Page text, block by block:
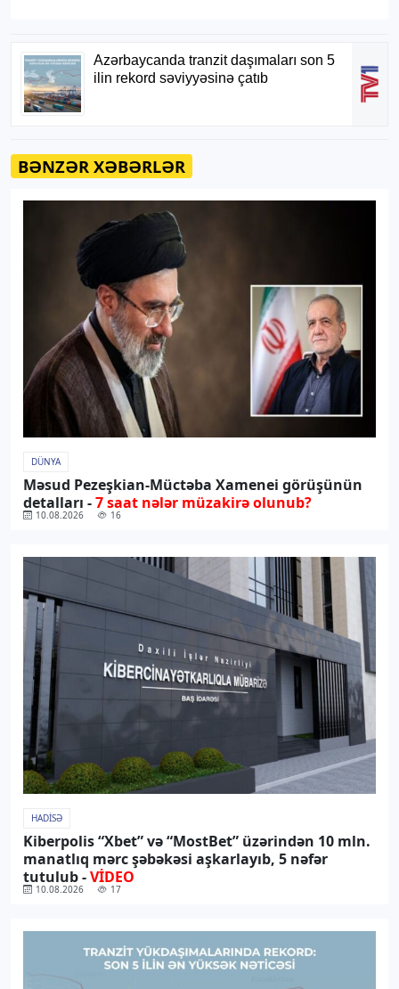
BƏNZƏR XƏBƏRLƏR
DÜNYA
Məsud Pezeşkian-Müctəba Xamenei görüşünün
detalları -7 saat nələr müzakirə olunub?
10.08.2026 16
HADISƏ
Kiberpolis “Xbet” və “MostBet” üzərindən 10 mln.
manatlıq mərc şəbəkəsi aşkarlayıb, 5 nəfər
tutulub -VİDEO
10.08.2026 17